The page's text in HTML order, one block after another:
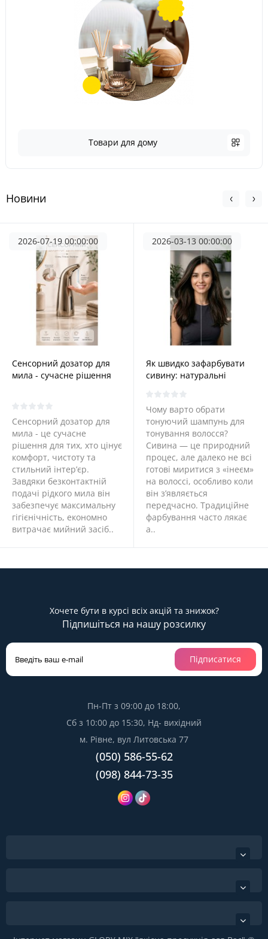
Товари для дому
Новини
2026-07-19 00:00:00
Сенсорний дозатор для
мила - сучасне рішення
Сенсорний дозатор для
мила - це сучасне
рішення для тих, хто цінує
комфорт, чистоту та
стильний інтер’єр.
Завдяки безконтактній
подачі рідкого мила він
забезпечує максимальну
гігієнічність, економно
витрачає мийний засіб..
2026-03-13 00:00:00
Як швидко зафарбувати
сивину: натуральні
Чому варто обрати
тонуючий шампунь для
тонування волосся?
Сивина — це природний
процес, але далеко не всі
готові миритися з «інеєм»
на волоссі, особливо коли
він з’являється
передчасно. Традиційне
фарбування часто лякає
а..
Хочете бути в курсі всіх акцій та знижок?
Підпишіться на нашу розсилку
Підписатися
Пн-Пт з 09:00 до 18:00,
Сб з 10:00 до 15:30, Нд- вихідний
м. Рівне, вул Литовська 77
(050) 586-55-62
(098) 844-73-35